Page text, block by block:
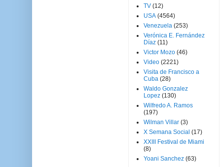
TV (12)
USA (4564)
Venezuela (253)
Verónica E. Fernández
Díaz (11)
Victor Mozo (46)
Video (2221)
Visita de Francisco a
Cuba (28)
Waldo Gonzalez
Lopez (130)
Wilfredo A. Ramos
(197)
Wilman Villar (3)
X Semana Social (17)
XXIII Festival de Miami
(8)
Yoani Sanchez (63)